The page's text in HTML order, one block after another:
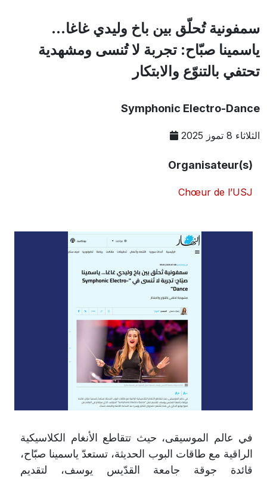
سمفونية تُحلّق بين باخ وليدي غاغا...
ياسمينا صبّاح: تجربة لا تُنسى ومشهدية
تحتفي بالتنوّع والابتكار
Symphonic Electro-Dance
الثلاثاء 8 تموز 2025
Organisateur(s)
Chœur de l’USJ
في عالم الموسيقى، حيث تتقاطع الأنغام الكلاسيكية
الراقية مع طاقات البوب الحديثة، تستعدّ ياسمينا صبّاح،
قائدة جوقة جامعة القدّيس يوسف، لتقديم